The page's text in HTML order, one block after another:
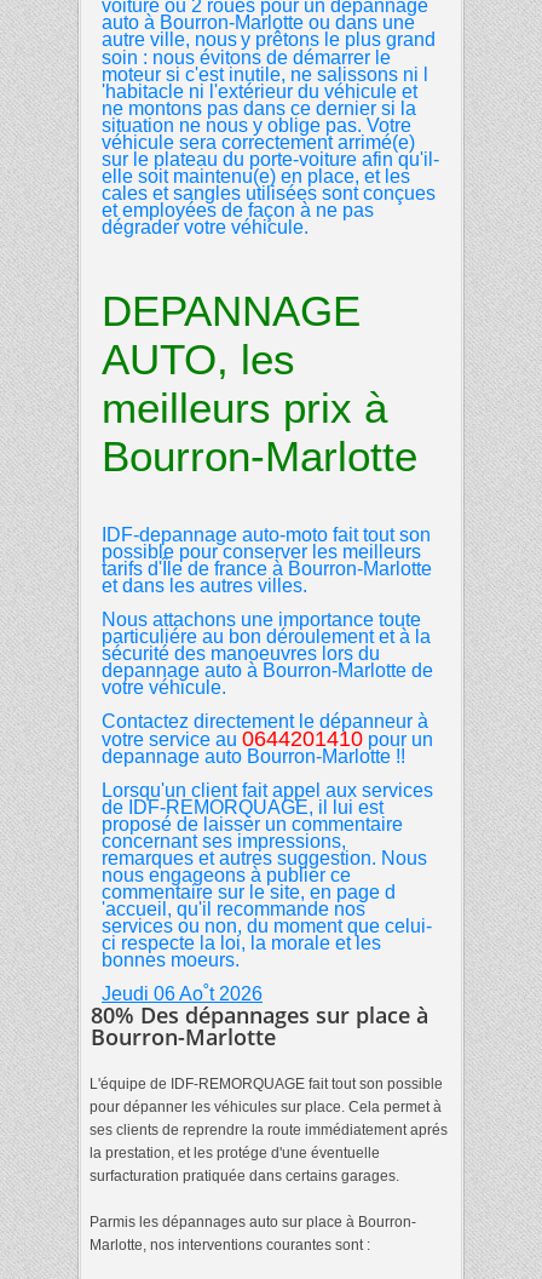
voiture ou 2 roues pour un depannage
auto à Bourron-Marlotte ou dans une
autre ville, nousy prêtons le plus grand
soin : nous évitons de démarrer le
moteur si c'est inutile, ne salissons ni l
'habitacle ni l'extérieur du véhicule et
ne montons pas dans ce dernier si la
situation ne nous y oblige pas. Votre
véhicule sera correctement arrimé(e)
sur le plateau du porte-voiture afin qu'il-
elle soit maintenu(e) en place, et les
cales et sangles utilisées sont conçues
et employées de façon à ne pas
dégrader votre véhicule.
DEPANNAGE
AUTO, les
meilleurs prix à
Bourron-Marlotte
IDF-depannage auto-moto fait tout son
possible pour conserver les meilleurs
tarifs d'Île de france à Bourron-Marlotte
et dans les autres villes.
Nous attachons une importance toute
particuliére au bon déroulement et à la
sécurité des manoeuvres lors du
depannage auto à Bourron-Marlotte de
votre véhicule.
Contactez directement le dépanneur à
votre service au 0644201410 pour un
depannage auto Bourron-Marlotte !!
Lorsqu'un client fait appel aux services
de IDF-REMORQUAGE, il lui est
proposé de laisser un commentaire
concernant ses impressions,
remarques et autres suggestion. Nous
nous engageons à publier ce
commentaire sur le site, en page d
'accueil, qu'il recommande nos
services ou non, du moment que celui-
ci respecte la loi, la morale et les
bonnes moeurs.
Jeudi 06 Ao˚t 2026
80% Des dépannages sur place à
Bourron-Marlotte
L'équipe de IDF-REMORQUAGE fait tout son possible
pour dépanner les véhicules sur place. Cela permet à
ses clients de reprendre la route immédiatement aprés
la prestation, et les protége d'une éventuelle
surfacturation pratiquée dans certains garages.
Parmis les dépannages auto sur place à Bourron-
Marlotte, nos interventions courantes sont :